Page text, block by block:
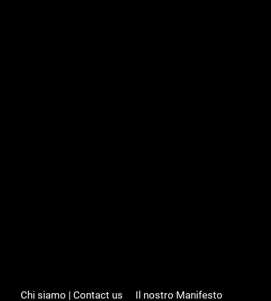
Chi siamo | Contact us Il nostro Manifesto